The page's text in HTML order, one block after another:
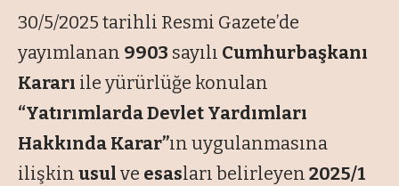
30/5/2025 tarihli Resmi Gazete’de
yayımlanan 9903 sayılı Cumhurbaşkanı
Kararı ile yürürlüğe konulan
“Yatırımlarda Devlet Yardımları
Hakkında Karar”ın uygulanmasına
ilişkin usul ve esasları belirleyen 2025/1